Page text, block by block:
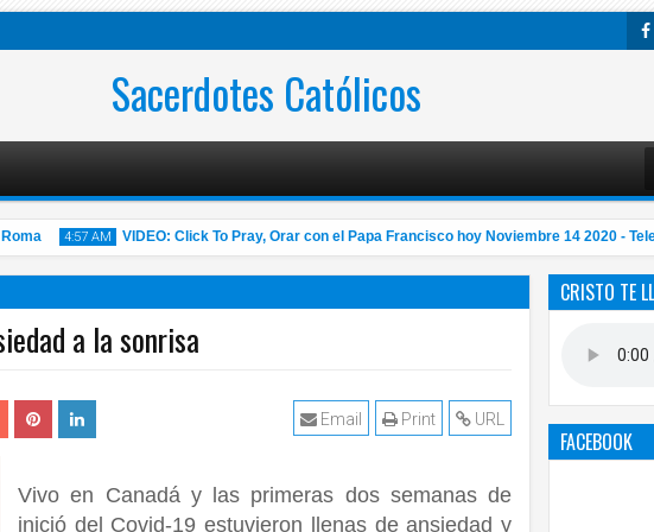
Sacerdotes Católicos
4:57 AM
14 2020
VIDEO: Click To Pray, Orar con el Papa Francisco hoy Noviembre 14 2020 - Tele VID
a la sonrisa
URL
Print
Email
Vivo en Canadá y las primeras dos semanas de
inició del Covid-19 estuvieron llenas de ansiedad y
CRISTO TE
FACEBOOK